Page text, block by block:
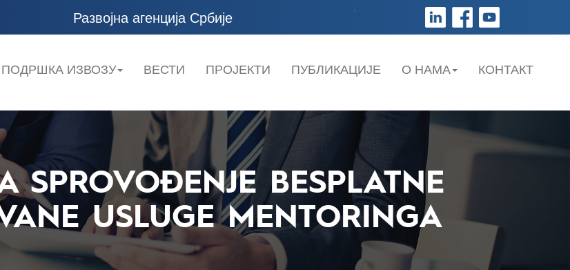
Развојна агенција Србије
;
ПОДРШКА ИЗВОЗУ ВЕСТИ ПРОЈЕКТИ ПУБЛИКАЦИЈЕ О НАМА КОНТАКТ
SPROVOĐENJE BESPLATNE
USLUGE MENTORINGA